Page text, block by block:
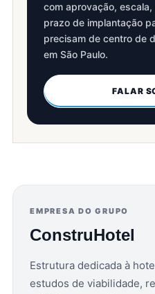
com aprovação,
prazo de implantação
precisam de centro de
em São Paulo.
FALAR
EMPRESA DO GRUPO
ConstruHotel
Estrutura dedicada à
estudos de viabilidade,